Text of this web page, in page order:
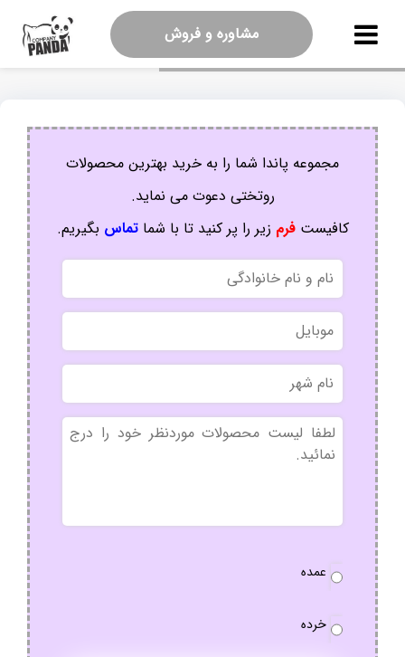
مشاوره و فروش
مجموعه پاندا شما را به خرید بهترین محصولات
روتختی دعوت می نماید.
کافیستفرم زیر را پر کنید تا با شماتماس بگیریم.
نام
و
نام
خانوادگی
موبایل
نام
شهر
بدون
عنوان
سفارش
عمده
خرده